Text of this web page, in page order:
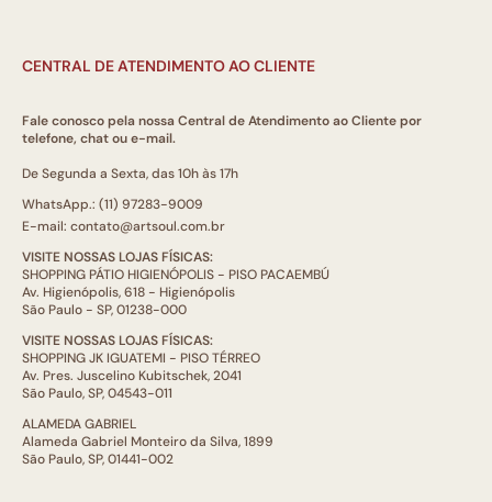
CENTRAL DE ATENDIMENTO AO CLIENTE
Fale conosco pela nossa Central de Atendimento ao Cliente por
telefone, chat ou e-mail.
De Segunda a Sexta, das 10h às 17h
WhatsApp.: (11) 97283-9009
E-mail: contato@artsoul.com.br
VISITE NOSSAS LOJAS FÍSICAS:
SHOPPING PÁTIO HIGIENÓPOLIS - PISO PACAEMBÚ
Av. Higienópolis, 618 - Higienópolis
São Paulo - SP, 01238-000
VISITE NOSSAS LOJAS FÍSICAS:
SHOPPING JK IGUATEMI - PISO TÉRREO
Av. Pres. Juscelino Kubitschek, 2041
São Paulo, SP, 04543-011
ALAMEDA GABRIEL
Alameda Gabriel Monteiro da Silva, 1899
São Paulo, SP, 01441-002